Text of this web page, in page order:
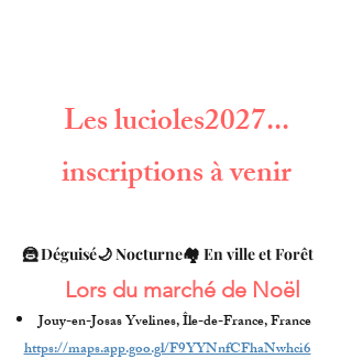
🦹 Déguisé🌙 Nocturne🏘️ En ville et Forêt
Lors du marché de Noël
Jouy-en-JosasYvelines,Île-de-France,France
https://maps.app.goo.gl/F9YYNnfCFhaNwhci6
Les lucioles2027...
inscriptions à venir